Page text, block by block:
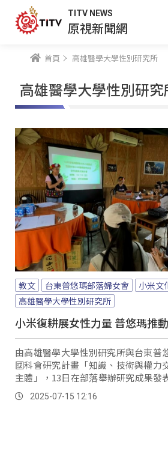
TITV NEWS
原視新聞網
首頁 高雄醫學大學性別研究所
高雄醫學大學性別研究
教文 台東普悠瑪部落婦女會
小米文
高雄醫學大學性別研究所
小米復耕展女性力量 普悠瑪推
由高雄醫學大學性別研究所與台東普
國科會研究計畫「知識、技術與權力
主體」，13日在部落舉辦研究成果發
享，展現卑南族女性在小米文化傳
位。2025-07-15 12:16